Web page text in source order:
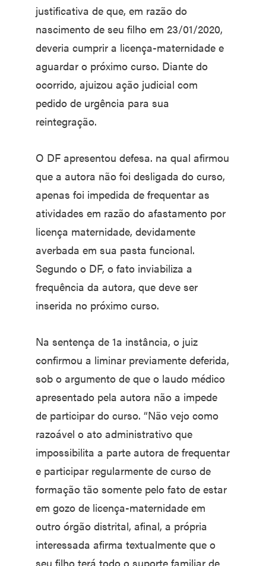
justificativa de que, em razão do
nascimento de seu filho em 23/01/2020,
deveria cumprir a licença-maternidade e
aguardar o próximo curso. Diante do
ocorrido, ajuizou ação judicial com
pedido de urgência para sua
reintegração.
O DF apresentou defesa. na qual afirmou
que a autora não foi desligada do curso,
apenas foi impedida de frequentar as
atividades em razão do afastamento por
licença maternidade, devidamente
averbada em sua pasta funcional.
Segundo o DF, o fato inviabiliza a
frequência da autora, que deve ser
inserida no próximo curso.
Na sentença de 1a instância, o juiz
confirmou a liminar previamente deferida,
sob o argumento de que o laudo médico
apresentado pela autora não a impede
de participar do curso. “Não vejo como
razoável o ato administrativo que
impossibilita a parte autora de frequentar
e participar regularmente de curso de
formação tão somente pelo fato de estar
em gozo de licença-maternidade em
outro órgão distrital, afinal, a própria
interessada afirma textualmente que o
seu filho terá todo o suporte familiar de